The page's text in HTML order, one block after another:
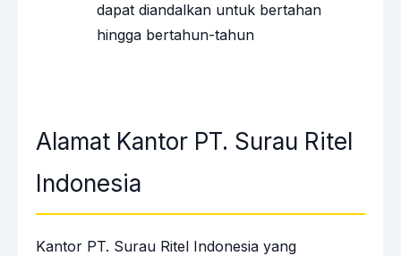
dapat diandalkan untuk bertahan
hingga bertahun-tahun
Alamat Kantor PT. Surau Ritel
Indonesia
Kantor PT. Surau Ritel Indonesia yang